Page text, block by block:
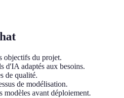
objectifs du projet.
d'IA adaptés aux besoins.
de qualité.
de modélisation.
modèles avant déploiement.